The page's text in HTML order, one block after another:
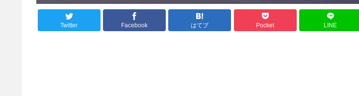
Twitter Facebook はてブ Pocket LINE